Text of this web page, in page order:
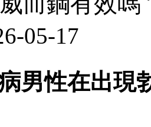
05-17
男性在出現